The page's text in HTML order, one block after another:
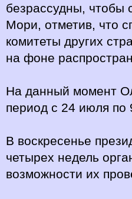
безрассудны, чтобы
Мори, отметив, что
комитеты других
на фоне
На данный момент
период с 24 июля по
В воскресенье
четырех недель
возможности их